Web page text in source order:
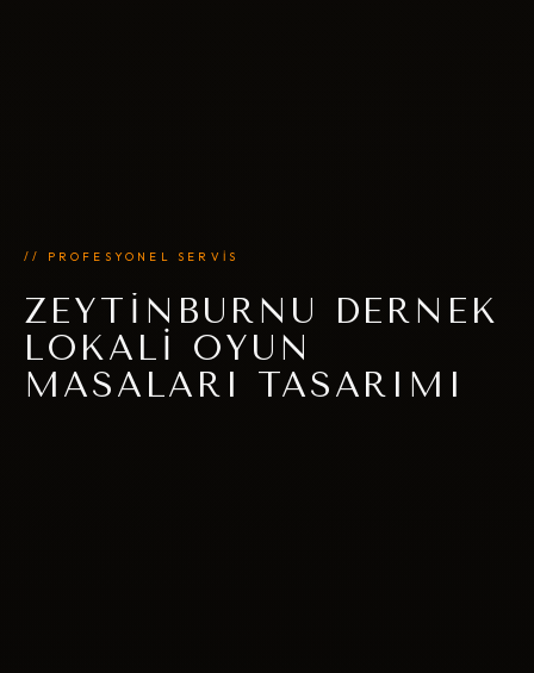
// PROFESYONEL SERVİS
ZEYTINBURNU DERNEK
LOKALI OYUN
MASALARI TASARIMI